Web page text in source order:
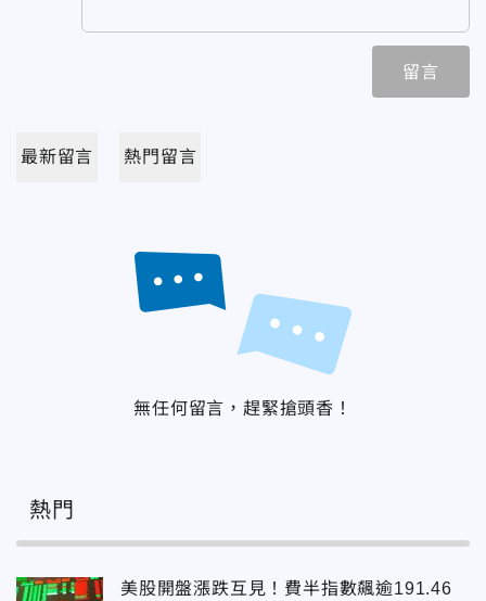
留言
最新留言 熱門留言
無任何留言，趕緊搶頭香！
熱門
美股開盤漲跌互見！費半指數飆逾191.46